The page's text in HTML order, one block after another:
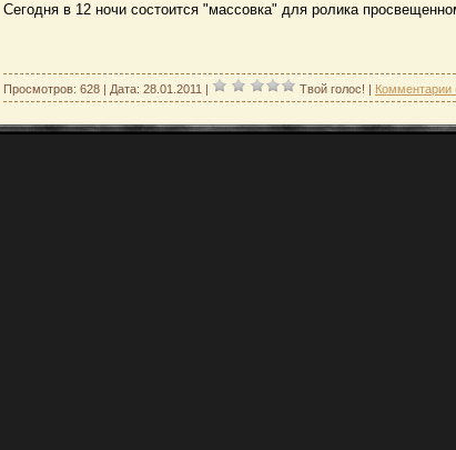
Сегодня в 12 ночи состоится "массовка" для ролика
Просмотров: 628 | Дата: 28.01.2011 Твой голос! Комментарии